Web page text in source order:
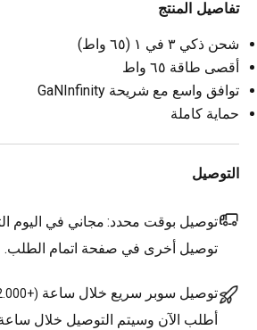
تفاصيل المنتج
شحن ذكي ٣ في ١ (٦٥ واط)
أقصى طاقة ٦٥ واط
توافق واسع مع شريحة GaNInfinity
حماية كاملة
التوصيل
توصيل بوقت محدد: مجاني في اليوم
توصيل أخرى في صفحة اتمام الطلب.
توصيل سوبر سريع خلال ساعة (+2.000 د.ك.
أطلب الآن وسيتم التوصيل خلال